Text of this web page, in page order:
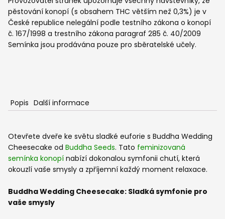
pěstování konopí (s obsahem THC větším než 0,3%) je v
České republice nelegální podle testního zákona o konopí
č. 167/1998 a trestního zákona paragraf 285 č. 40/2009
Semínka jsou prodávána pouze pro sběratelské učely.
Popis Další informace
Otevřete dveře ke světu sladké euforie s Buddha Wedding
Cheesecake od Buddha Seeds. Tato feminizovaná
semínka konopí nabízí dokonalou symfonii chutí, která
okouzlí vaše smysly a zpříjemní každý moment relaxace.
Buddha Wedding Cheesecake: Sladká symfonie pro
vaše smysly